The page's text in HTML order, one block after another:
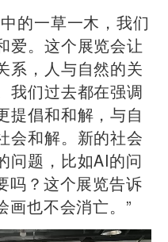
的一草一木，我们
爱。这个展览会让
系，人与自然的关
我们过去都在强调
提倡和和解，与自
会和解。新的社会
问题，比如AI的问
吗？这个展览告诉
画也不会消亡。”